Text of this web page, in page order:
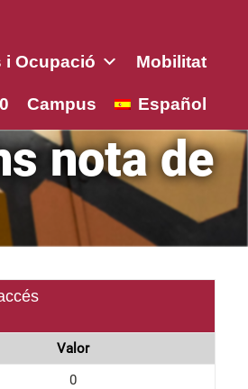
i Ocupació Mobilitat
Campus Español
nota de
Valor
0